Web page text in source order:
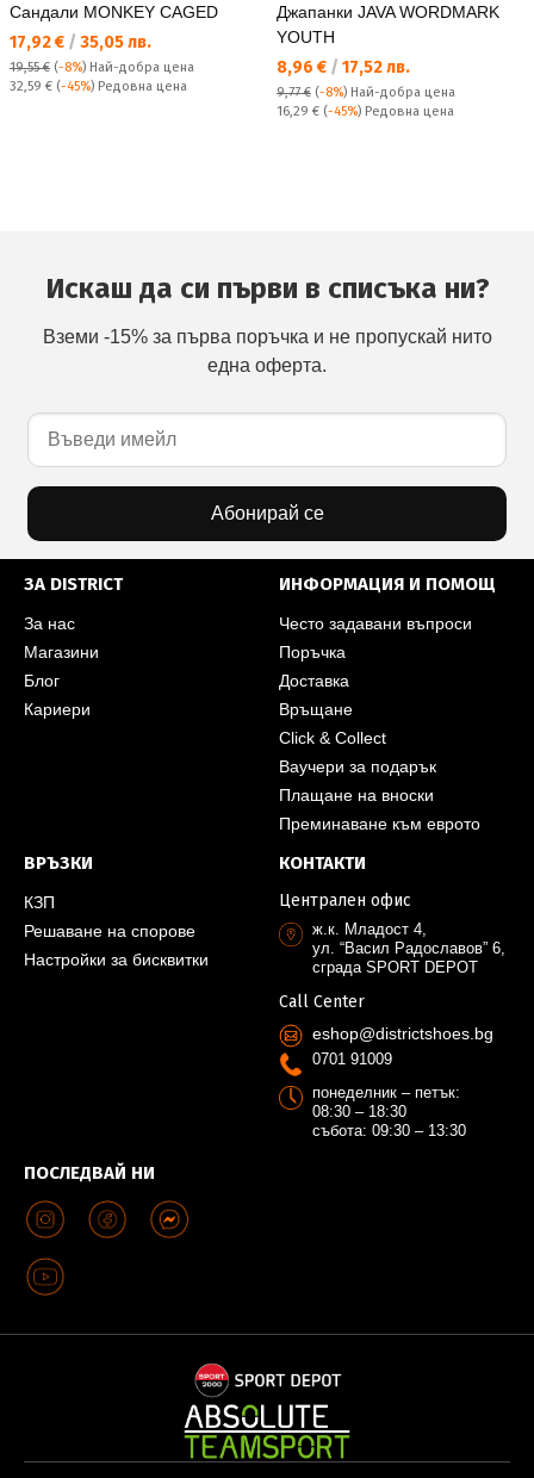
Сандали MONKEY CAGED
Текуща цена:
17,92 € / 35,05 лв.
19,55 € (-8%) Най-добра цена
Редовна цена:
32,59 € (-45%) Редовна цена
Джапанки JAVA WORDMARK
YOUTH
Текуща цена:
8,96 € / 17,52 лв.
9,77 € (-8%) Най-добра цена
Редовна цена:
16,29 € (-45%) Редовна цена
Искаш да си първи в списъка ни?
Вземи -15% за първа поръчка и не пропускай нито
една оферта.
Абонирай се
ЗА DISTRICT
За нас
Магазини
Блог
Кариери
ИНФОРМАЦИЯ И ПОМОЩ
Често задавани въпроси
Поръчка
Доставка
Връщане
Click & Collect
Ваучери за подарък
Плащане на вноски
Преминаване към еврото
ВРЪЗКИ
КЗП
Решаване на спорове
Настройки за бисквитки
ПОСЛЕДВАЙ НИ
КОНТАКТИ
Централен офис
ж.к. Младост 4,
ул. “Васил Радославов” 6,
сграда SPORT DEPOT
Call Center
eshop@districtshoes.bg
0701 91009
понеделник – петък:
08:30 – 18:30
събота: 09:30 – 13:30